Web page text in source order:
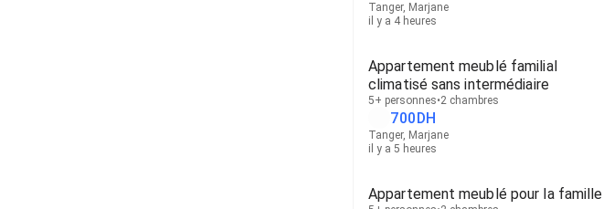
Tanger, Marjane
il y a 4 heures
Appartement meublé familial
climatisé sans intermédiaire
5+ personnes 2 chambres
700DH
Tanger, Marjane
il y a 5 heures
Appartement meublé pour la famille